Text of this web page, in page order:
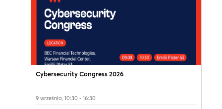
Cybersecurity Congress 2026
9 września, 10:30 - 16:30